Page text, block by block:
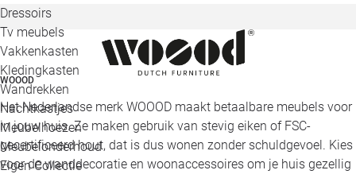
Dressoirs
Tv meubels
Vakkenkasten
Kledingkasten
Wandrekken
Nachtkastjes
Meubelhoezen
Meubelonderhoud
Eigen Collectie
WOOOD
Het Nederlandse merk WOOOD maakt betaalbare meubels voor
in jouw huis. Ze maken gebruik van stevig eiken of FSC-
gecertificeerd hout, dat is dus wonen zonder schuldgevoel. Kies
voor de wanddecoratie en woonaccessoires om je huis gezellig